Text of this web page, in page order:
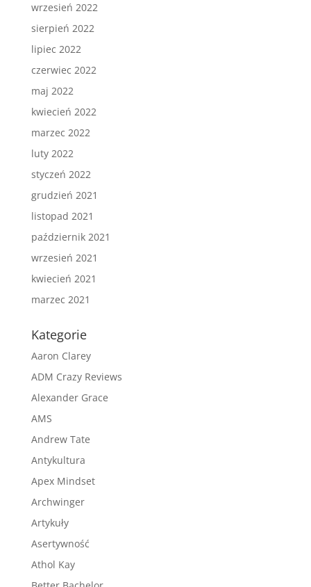
wrzesień 2022
sierpień 2022
lipiec 2022
czerwiec 2022
maj 2022
kwiecień 2022
marzec 2022
luty 2022
styczeń 2022
grudzień 2021
listopad 2021
październik 2021
wrzesień 2021
kwiecień 2021
marzec 2021
Kategorie
Aaron Clarey
ADM Crazy Reviews
Alexander Grace
AMS
Andrew Tate
Antykultura
Apex Mindset
Archwinger
Artykuły
Asertywność
Athol Kay